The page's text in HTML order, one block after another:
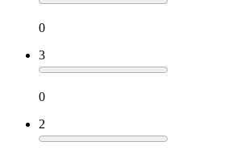
0
3
0
2